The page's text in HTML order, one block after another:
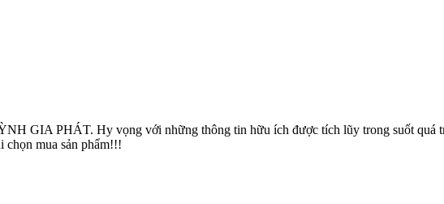
GIA PHÁT. Hy vọng với những thông tin hữu ích được tích lũy trong suốt quá
chọn mua sản phẩm!!!